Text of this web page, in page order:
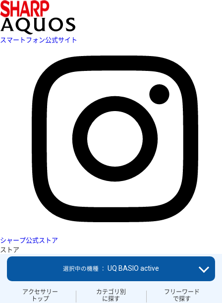
スマートフォン公式サイト
シャープ公式ストア
ストア
アクセサリー
トップ
カテゴリ別
に探す
フリーワード
で探す
選択中の機種 ： UQ BASIO active